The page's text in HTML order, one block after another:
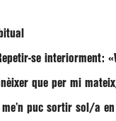
se interiorment:
que per mi
puc sortir sol/a